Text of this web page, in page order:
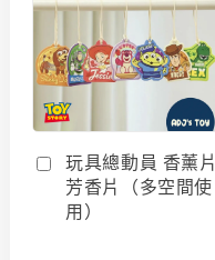
玩具總動員 香薰片
芳香片（多空間使
用）